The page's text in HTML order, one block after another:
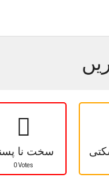
سخت نا
0 Votes